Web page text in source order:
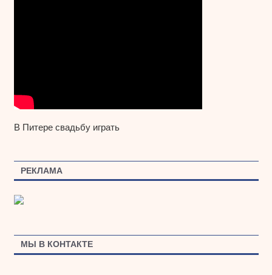
В Питере свадьбу играть
РЕКЛАМА
МЫ В КОНТАКТЕ